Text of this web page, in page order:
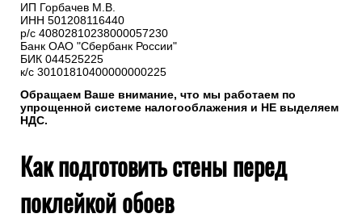
ИП Горбачев М.В.
ИНН 501208116440
р/с 40802810238000057230
Банк ОАО "Сбербанк России"
БИК 044525225
к/с 30101810400000000225
Обращаем Ваше внимание, что мы работаем по
упрощенной системе налогооблажения и НЕ выделяем
НДС.
Как подготовить стены перед
поклейкой обоев